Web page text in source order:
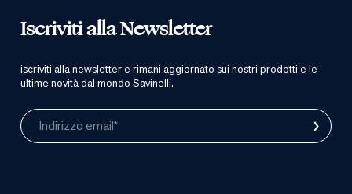
Iscriviti alla Newsletter
iscriviti alla newsletter e rimani aggiornato sui nostri prodotti e le
ultime novità dal mondo Savinelli.
Indirizzo email* ›